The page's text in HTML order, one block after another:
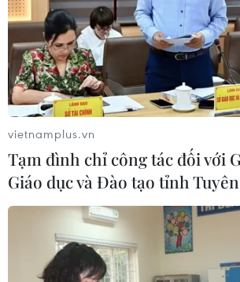
vietnamplus.vn
Tạm đình chỉ công tác đối với
Giáo dục và Đào tạo tỉnh